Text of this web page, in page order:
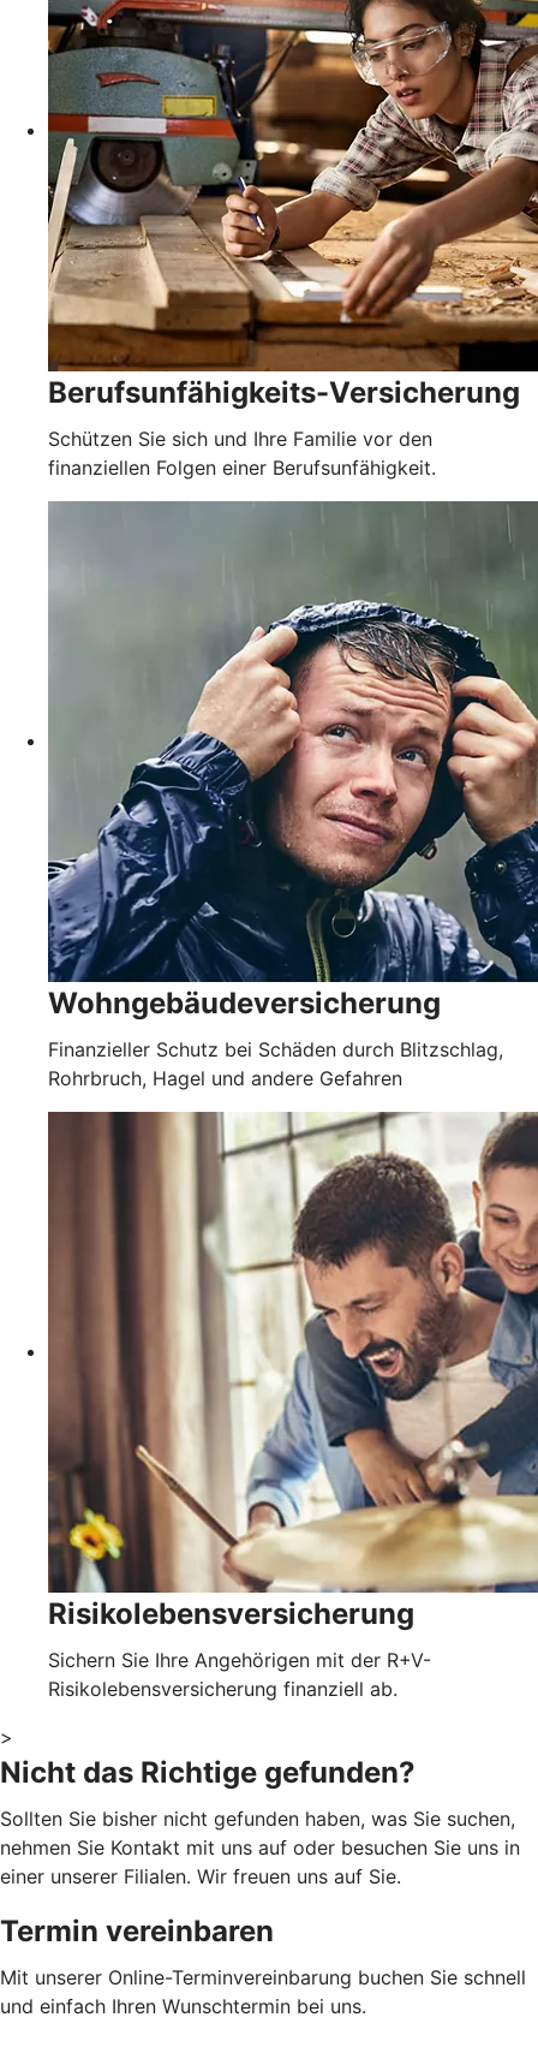
Berufsunfähigkeits-Versicherung
Schützen Sie sich und Ihre Familie vor den
finanziellen Folgen einer Berufsunfähigkeit.
Wohngebäudever­sicherung
Finanzieller Schutz bei Schäden durch Blitzschlag,
Rohrbruch, Hagel und andere Gefahren
Risikolebensversicherung
Sichern Sie Ihre Angehörigen mit der R+V-
Risikolebensversicherung finanziell ab.
>
Nicht das Richtige gefunden?
Sollten Sie bisher nicht gefunden haben, was Sie suchen,
nehmen Sie Kontakt mit uns auf oder besuchen Sie uns in
einer unserer Filialen. Wir freuen uns auf Sie.
Termin vereinbaren
Mit unserer Online-Terminvereinbarung buchen Sie schnell
und einfach Ihren Wunschtermin bei uns.